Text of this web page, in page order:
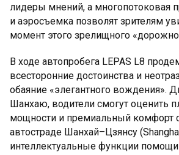
лидеры мнений, а многопотоковая
и аэросъемка позволят зрителям
момент этого зрелищного
В ходе автопробега LEPAS L8
всесторонние достоинства и
обаяние «элегантного вождения».
Шанхаю, водители смогут оценить
мощности и премиальный комфорт
автостраде Шанхай–Цзянсу
интеллектуальные функции